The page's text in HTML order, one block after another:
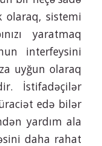
olaraq, sistemi
yaratmaq
interfeysini
uyğun olaraq
İstifadəçilər
edə bilər
yardım ala
daha rahat